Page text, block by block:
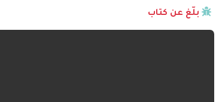
بلّغ عن كتاب